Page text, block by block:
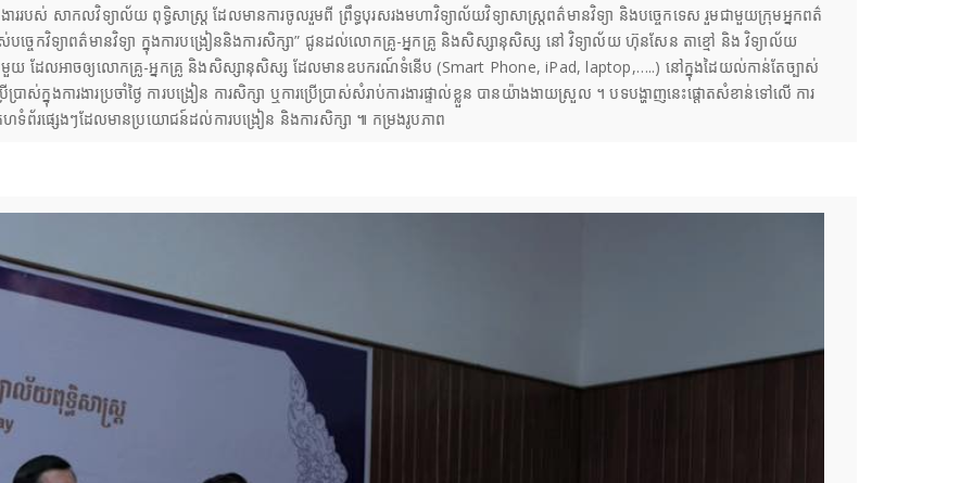
ររបស់ សាកលវិទ្យាល័យ ពុទ្ធិសាស្ត្រ ដែលមានការចូលរួមពី ព្រឹទ្ធបុរសរងមហាវិទ្យាល័យវិទ្យាសាស្ត្រពត៌មានវិទ្យា និងបច្ចេកទេស រួមជាមួយក្រុមអ្នកពត៌
រាស់បច្ចេកវិទ្យាពត៌មានវិទ្យា ក្នុងការបង្រៀននិងការសិក្សា” ជូនដល់លោកគ្រូ-អ្នកគ្រូ និងសិស្សានុសិស្ស នៅ វិទ្យាល័យ ហ៊ុនសែន តាខ្មៅ និង វិទ្យាល័យ
មួយ ដែលអាចឲ្យលោកគ្រូ-អ្នកគ្រូ និងសិស្សានុសិស្ស ដែលមានឧបករណ៍ទំនើប (Smart Phone, iPad, laptop,…..) នៅក្នុងដៃយល់កាន់តែច្បាស់
នុងការងារប្រចាំថ្ងៃ ការបង្រៀន ការសិក្សា ឬការប្រើប្រាស់សំរាប់ការងារផ្ទាល់ខ្លួន បានយ៉ាងងាយស្រួល ។ បទបង្ហាញនេះផ្តោតសំខាន់ទៅលើ ការ
ហទំព័រផ្សេងៗដែលមានប្រយោជន៍ដល់ការបង្រៀន និងការសិក្សា ៕ កម្រងរូបភាព